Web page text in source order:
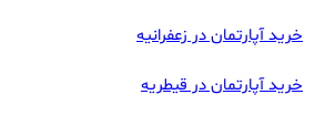
خرید آپارتمان در زعفرانیه
خرید آپارتمان در قیطریه